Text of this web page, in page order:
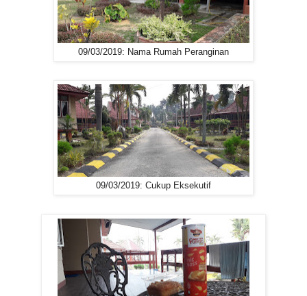
09/03/2019: Nama Rumah Peranginan
09/03/2019: Cukup Eksekutif